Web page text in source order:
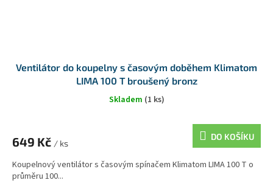
Ventilátor do koupelny s časovým doběhem Klimatom
LIMA 100 T broušený bronz
Skladem (1 ks)
649 Kč / ks
DO KOŠÍKU
Koupelnový ventilátor s časovým spínačem Klimatom LIMA 100 T o
průměru 100...